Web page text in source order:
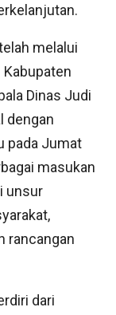
melalui
Kabupaten
Dinas Judi
dengan
pada Jumat
masukan
unsur
rancangan
dari